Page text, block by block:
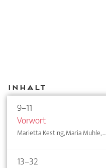
Inhalt
9–11
Vorwort
Marietta Kesting, Maria Muhle, ...
13–32